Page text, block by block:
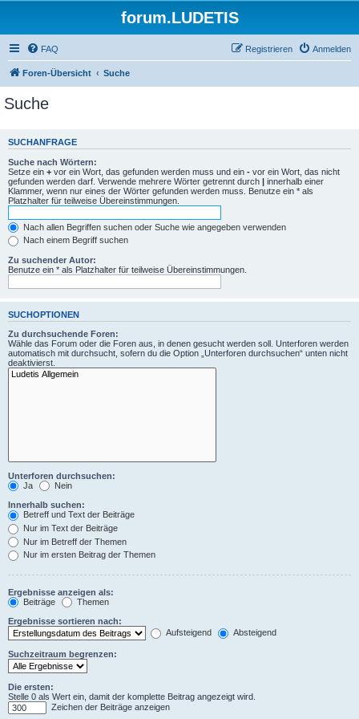
forum.LUDETIS
FAQ Anmelden
Registrieren
Foren-Übersicht Suche
Suche
SUCHANFRAGE
Suche nach Wörtern:
Setze ein + vor ein Wort, das gefunden werden muss und ein - vor ein Wort, das nicht
gefunden werden darf. Verwende mehrere Wörter getrennt durch | innerhalb einer
Klammer, wenn nur eines der Wörter gefunden werden muss. Benutze ein * als
Platzhalter für teilweise Übereinstimmungen.
Nach allen Begriffen suchen oder Suche wie angegeben verwenden
Nach einem Begriff suchen
Zu suchender Autor:
Benutze ein * als Platzhalter für teilweise Übereinstimmungen.
SUCHOPTIONEN
Zu durchsuchende Foren:
Wähle das Forum oder die Foren aus, in denen gesucht werden soll. Unterforen werden
automatisch mit durchsucht, sofern du die Option „Unterforen durchsuchen“ unten nicht
deaktivierst.
Unterforen durchsuchen:
Ja
Nein
Innerhalb suchen:
Betreff und Text der Beiträge
Nur im Text der Beiträge
Nur im Betreff der Themen
Nur im ersten Beitrag der Themen
Ergebnisse anzeigen als:
Beiträge
Themen
Ergebnisse sortieren nach:
Aufsteigend
Absteigend
Suchzeitraum begrenzen:
Die ersten:
Stelle 0 als Wert ein, damit der komplette Beitrag angezeigt wird.
Zeichen der Beiträge anzeigen